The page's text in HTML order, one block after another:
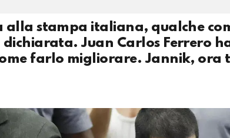
alla stampa italiana, qualche
Juan Carlos Ferrero
farlo migliorare. Jannik, ora